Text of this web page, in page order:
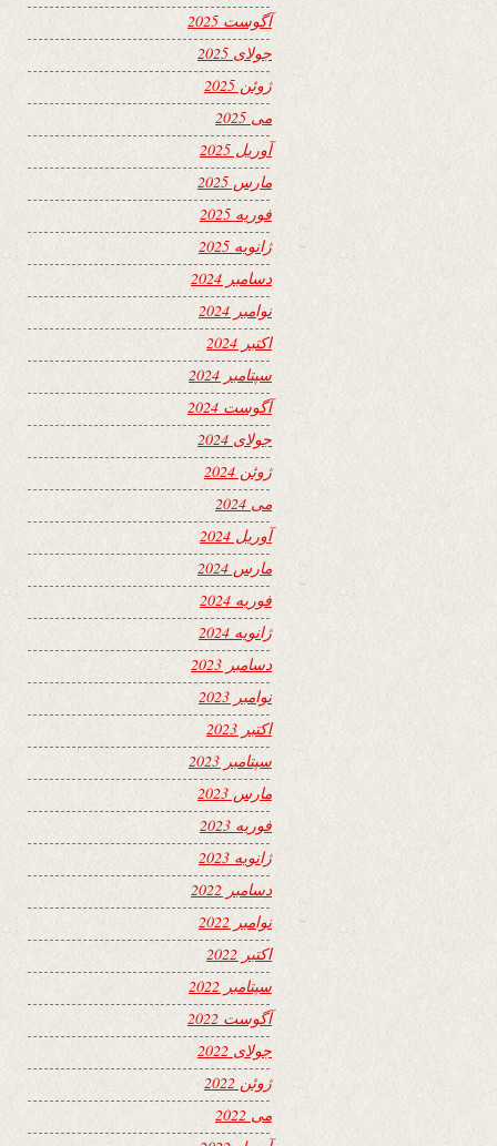
آگوست 2025
جولای 2025
ژوئن 2025
می 2025
آوریل 2025
مارس 2025
فوریه 2025
ژانویه 2025
دسامبر 2024
نوامبر 2024
اکتبر 2024
سپتامبر 2024
آگوست 2024
جولای 2024
ژوئن 2024
می 2024
آوریل 2024
مارس 2024
فوریه 2024
ژانویه 2024
دسامبر 2023
نوامبر 2023
اکتبر 2023
سپتامبر 2023
مارس 2023
فوریه 2023
ژانویه 2023
دسامبر 2022
نوامبر 2022
اکتبر 2022
سپتامبر 2022
آگوست 2022
جولای 2022
ژوئن 2022
می 2022